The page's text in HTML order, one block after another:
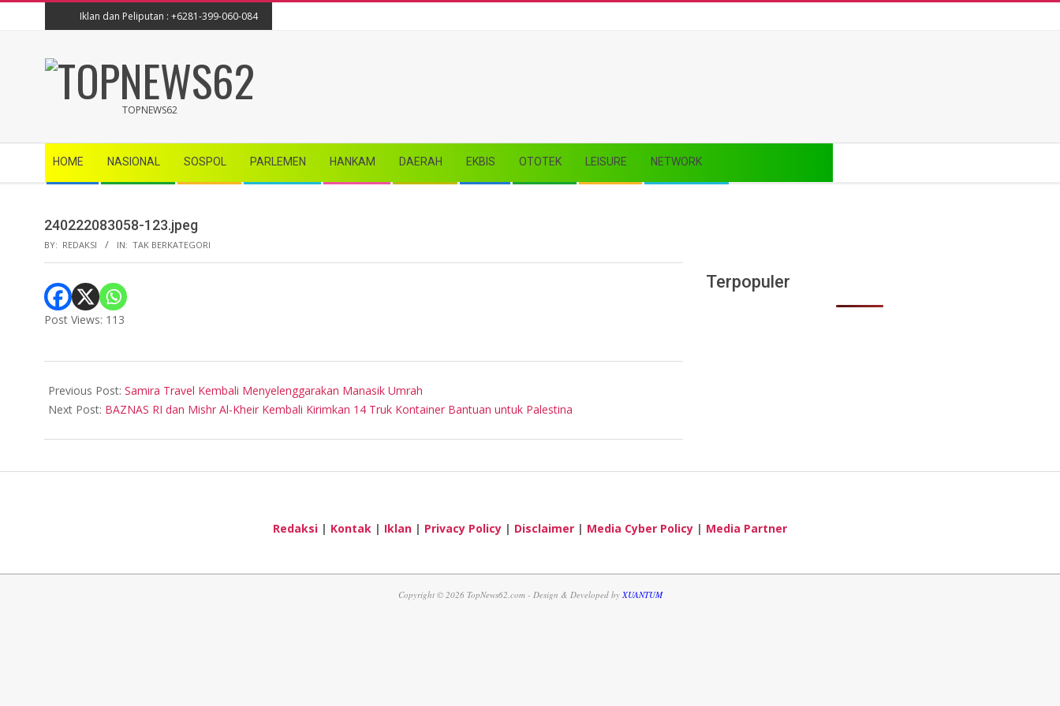
Iklan dan Peliputan : +6281-399-060-084
TOPNEWS62
TOPNEWS62
Navigation
Menu
HOME NASIONAL SOSPOL PARLEMEN HANKAM DAERAH EKBIS OTOTEK LEISURE NETWORK
240222083058-123.jpeg
BY: REDAKSI IN: TAK BERKATEGORI
Post Views: 113
02-
22
Previous Post: Samira Travel Kembali Menyelenggarakan Manasik Umrah
Next Post: BAZNAS RI dan Mishr Al-Kheir Kembali Kirimkan 14 Truk Kontainer Bantuan untuk Palestina
Terpopuler
Redaksi | Kontak | Iklan | Privacy Policy | Disclaimer | Media Cyber Policy | Media Partner
Copyright © 2026 TopNews62.com - Design & Developed by XUANTUM